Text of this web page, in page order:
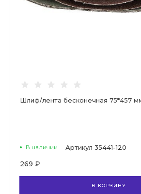
Шлиф/лента бесконечная 75*457
В наличии Артикул 35441-120
269 ₽
В КОРЗИНУ